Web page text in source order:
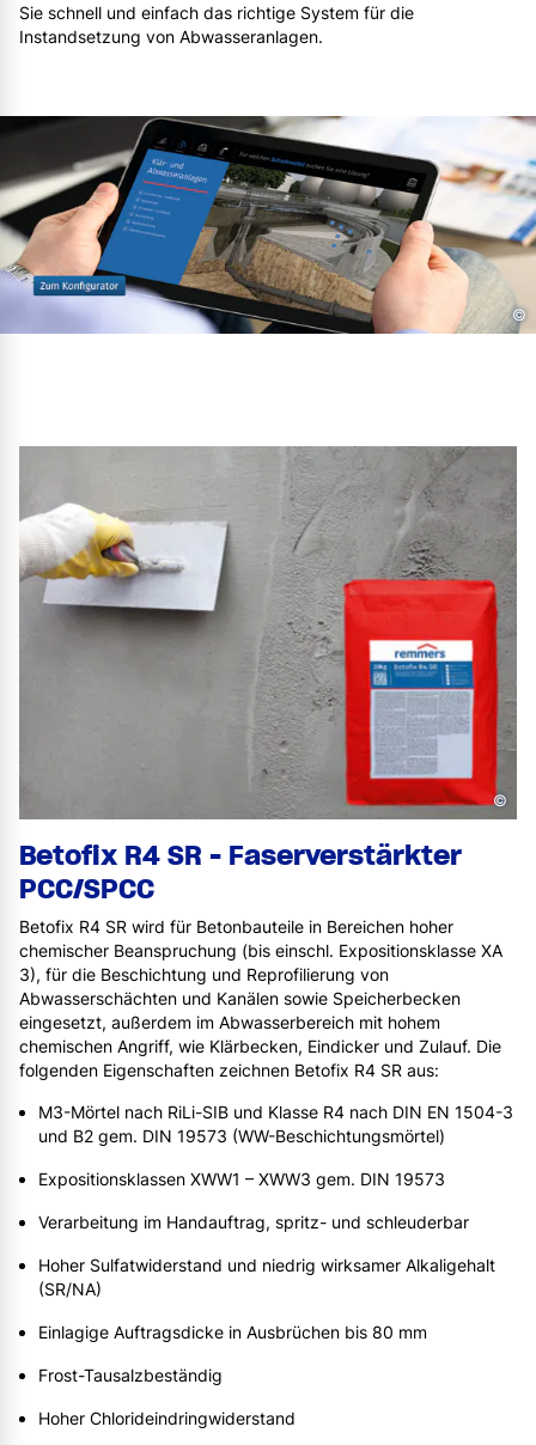
Sie schnell und einfach das richtige System für die
Instandsetzung von Abwasseranlagen.
©
Betofix R4 SR - Faserverstärkter
PCC/SPCC
Betofix R4 SR wird für Betonbauteile in Bereichen hoher
chemischer Beanspruchung (bis einschl. Expositionsklasse XA
3), für die Beschichtung und Reprofilierung von
Abwasserschächten und Kanälen sowie Speicherbecken
eingesetzt, außerdem im Abwasserbereich mit hohem
chemischen Angriff, wie Klärbecken, Eindicker und Zulauf. Die
folgenden Eigenschaften zeichnen Betofix R4 SR aus:
M3-Mörtel nach RiLi-SIB und Klasse R4 nach DIN EN 1504-3
und B2 gem. DIN 19573 (WW-Beschichtungsmörtel)
Expositionsklassen XWW1 – XWW3 gem. DIN 19573
Verarbeitung im Handauftrag, spritz- und schleuderbar
Hoher Sulfatwiderstand und niedrig wirksamer Alkaligehalt
(SR/NA)
Einlagige Auftragsdicke in Ausbrüchen bis 80 mm
Frost-Tausalzbeständig
Hoher Chlorideindringwiderstand
©